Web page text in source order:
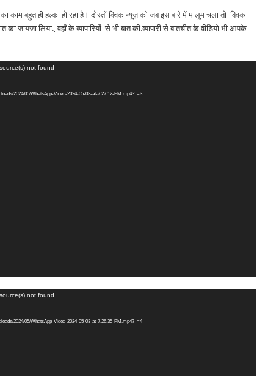
बहुत ही हल्का हो रहा है। दोस्तों क्विक न्यूज़ को जब इस बारे में मालूम चला तो क्विक
जायजा लिया., वहाँ के व्यापारियों से भी बात की.व्यापारी से बातचीत के वीडियो भी आपके
not found
2024/05/WhatsApp-Video-2024-05-03-at-7.27.12-PM.mp4?_=3
not found
2024/05/WhatsApp-Video-2024-05-03-at-7.26.35-PM.mp4?_=4